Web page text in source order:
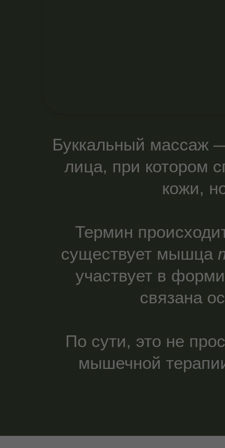
Буккальный массаж
лица, при котором
кожи,
Термин
существует мышца
участвует в
связана
По сути, это не
мышечной